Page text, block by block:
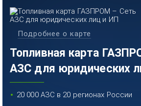
Топливная карта
АЗС для юридических
20 000 АЗС в 20 регионах России
Подробнее о карте